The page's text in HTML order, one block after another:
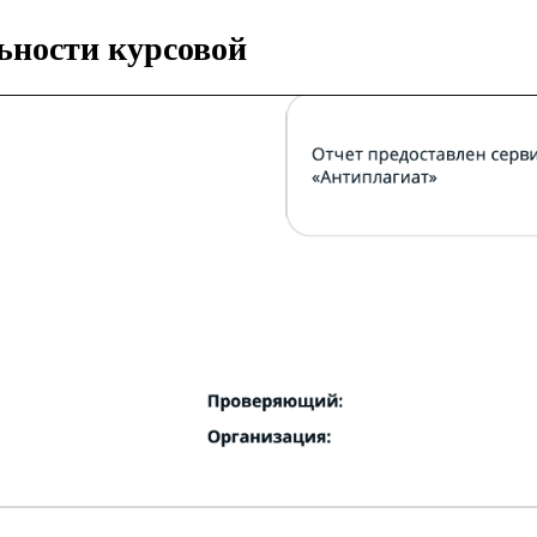
курсовой